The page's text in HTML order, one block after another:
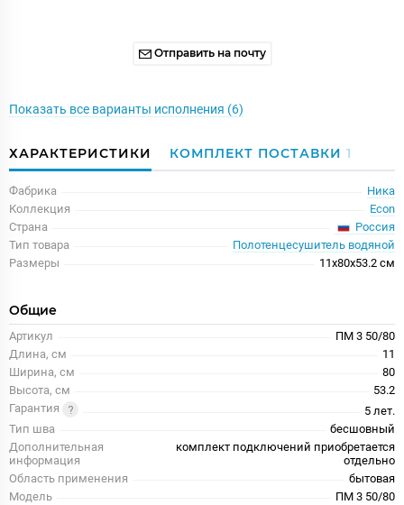
Отправить на почту
Показать все варианты исполнения (6)
ХАРАКТЕРИСТИКИ КОМПЛЕКТ ПОСТАВКИ 1
Фабрика
Ника
Коллекция
Econ
Страна
Россия
Тип товара
Полотенцесушитель водяной
Размеры
11x80x53.2 см
Общие
Артикул
ПМ 3 50/80
Длина, см
11
Ширина, см
80
Высота, см
53.2
Гарантия
5 лет.
Тип шва
бесшовный
Дополнительная
информация
комплект подключений приобретается
отдельно
Область применения
бытовая
Модель
ПМ 3 50/80